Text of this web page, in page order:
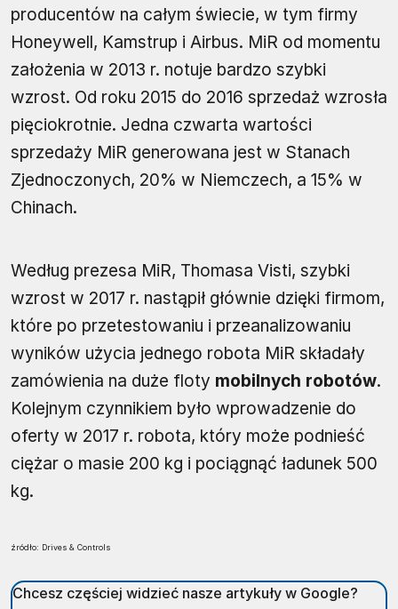
producentów na całym świecie, w tym firmy
Honeywell, Kamstrup i Airbus. MiR od momentu
założenia w 2013 r. notuje bardzo szybki
wzrost. Od roku 2015 do 2016 sprzedaż wzrosła
pięciokrotnie. Jedna czwarta wartości
sprzedaży MiR generowana jest w Stanach
Zjednoczonych, 20% w Niemczech, a 15% w
Chinach.
Według prezesa MiR, Thomasa Visti, szybki
wzrost w 2017 r. nastąpił głównie dzięki firmom,
które po przetestowaniu i przeanalizowaniu
wyników użycia jednego robota MiR składały
zamówienia na duże floty mobilnych robotów.
Kolejnym czynnikiem było wprowadzenie do
oferty w 2017 r. robota, który może podnieść
ciężar o masie 200 kg i pociągnąć ładunek 500
kg.
źródło: Drives & Controls
Chcesz częściej widzieć nasze artykuły w Google?